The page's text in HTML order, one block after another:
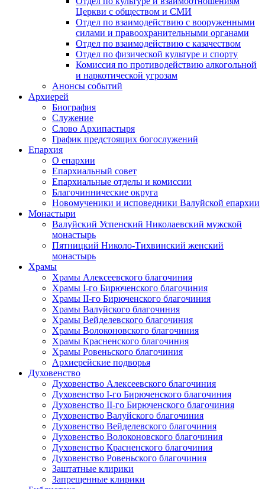
Церкви с обществом и СМИ
Отдел по взаимодействию с вооруженными
силами и правоохранительными органами
Отдел по взаимодействию с казачеством
Отдел по физической культуре и спорту
Комиссия по противодействию алкогольной
и наркотической угрозам
Анонсы событий
Архиерей
Биография
Служение
Слово Архипастыря
График предстоящих богослужений
Епархия
О епархии
Епархиальный совет
Епархиальные отделы и комиссии
Благочиннические округа
Новомученики и исповедники Валуйской епархии
Монастыри
Валуйский Успенский Николаевский мужской
монастырь
Пятницкий Николо-Тихвинский женский
монастырь
Храмы
Храмы Алексеевского благочиния
Храмы I-го Бирюченского благочиния
Храмы II-го Бирюченского благочиния
Храмы Валуйского благочиния
Храмы Вейделевского благочиния
Храмы Волоконовского благочиния
Храмы Красненского благочиния
Храмы Ровеньского благочиния
Архиерейские подворья
Духовенство
Духовенство Алексеевского благочиния
Духовенство I-го Бирюченского благочиния
Духовенство II-го Бирюченского благочиния
Духовенство Валуйского благочиния
Духовенство Вейделевского благочиния
Духовенство Волоконовского благочиния
Духовенство Красненского благочиния
Духовенство Ровеньского благочиния
Заштатные клирики
Запрещенные клирики